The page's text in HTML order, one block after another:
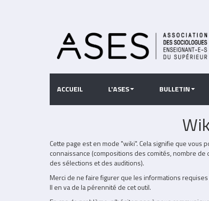
ACCUEIL L'ASES BULLETIN
Partie
non
éditable
Cette page est en mode "wiki". Cela signifie que
connaissance (compositions des comités, nombre
des sélections et des auditions).
Merci de ne faire figurer que les informations
Il en va de la pérennité de cet outil.